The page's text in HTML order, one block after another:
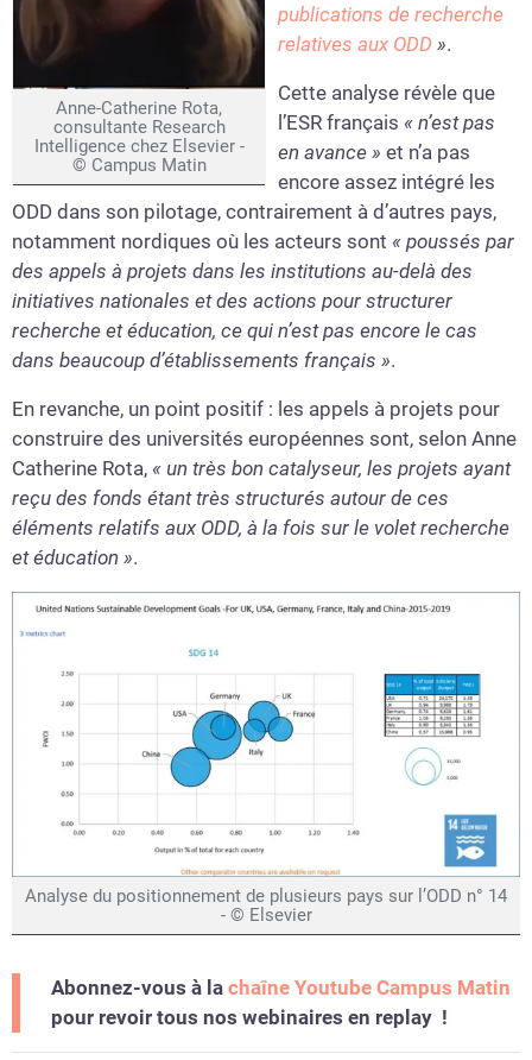
Anne-Catherine Rota,
consultante Research
Intelligence chez Elsevier -
© Campus Matin
publications de recherche
relatives aux ODD ».
Cette analyse révèle que
l’ESR français « n’est pas
en avance » et n’a pas
encore assez intégré les
ODD dans son pilotage, contrairement à d’autres pays,
notamment nordiques où les acteurs sont « poussés par
des appels à projets dans les institutions au-delà des
initiatives nationales et des actions pour structurer
recherche et éducation, ce qui n’est pas encore le cas
dans beaucoup d’établissements français ».
En revanche, un point positif : les appels à projets pour
construire des universités européennes sont, selon Anne
Catherine Rota, « un très bon catalyseur, les projets ayant
reçu des fonds étant très structurés autour de ces
éléments relatifs aux ODD, à la fois sur le volet recherche
et éducation ».
Analyse du positionnement de plusieurs pays sur l’ODD n° 14
- © Elsevier
Abonnez-vous à la chaîne Youtube Campus Matin
pour revoir tous nos webinaires en replay !